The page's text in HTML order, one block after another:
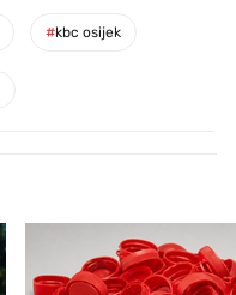
#kbc osijek